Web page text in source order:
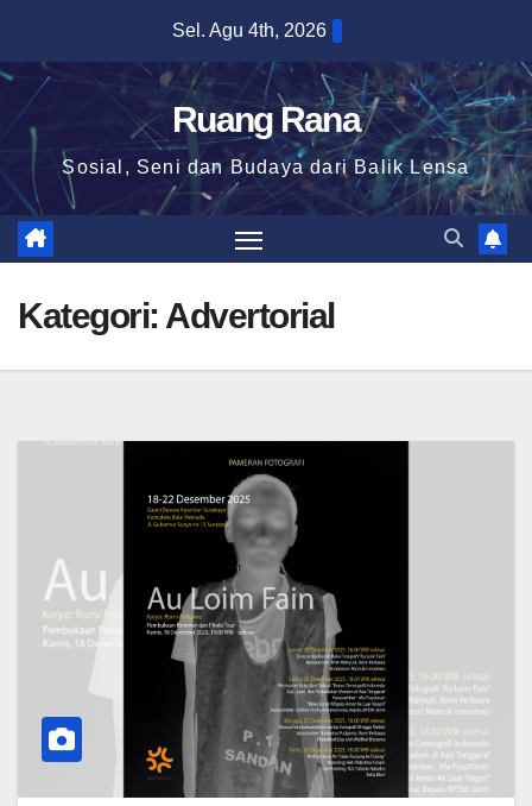
content
Sel. Agu 4th, 2026
Ruang Rana
Sosial, Seni dan Budaya dari Balik Lensa
Kategori: Advertorial